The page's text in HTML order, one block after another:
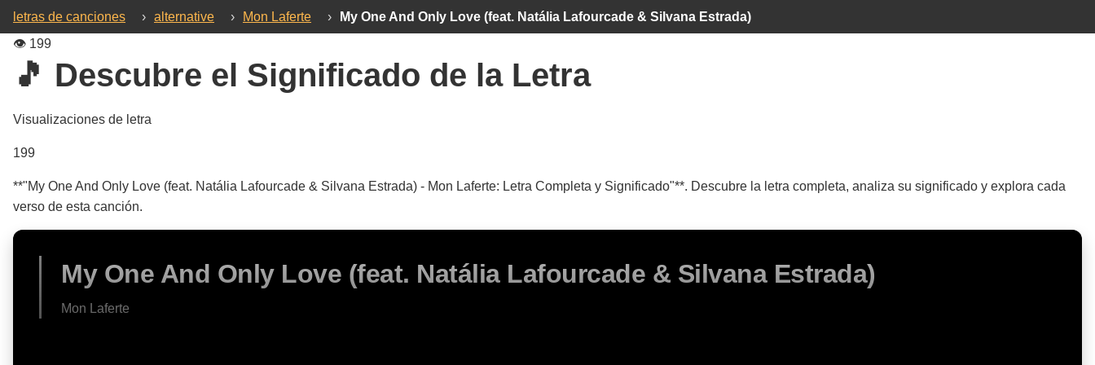
letras de canciones › alternative › Mon Laferte ›
My One And Only Love (feat. Natália Lafourcade & Silvana Estrada)
👁️ 199
🎵 Descubre el Significado de la Letra
Visualizaciones de letra
199
**"My One And Only Love (feat. Natália Lafourcade & Silvana Estrada) - Mon Laferte: Letra Completa y Significado"**. Descubre la letra completa, analiza su significado y explora cada
verso de esta canción.
My One And Only Love (feat. Natália Lafourcade & Silvana Estrada)
Mon Laferte